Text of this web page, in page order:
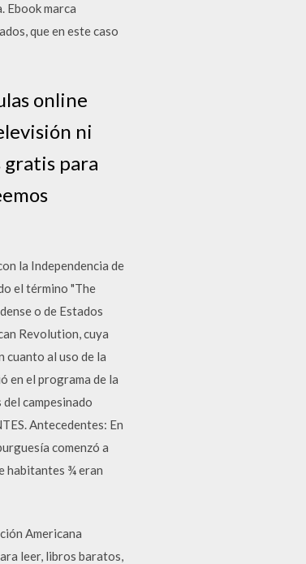
Ebook marca
que en este caso
online
ni
gratis para
la Independencia de
el término "The
o de Estados
Revolution, cuya
cuanto al uso de la
en el programa de la
campesinado
Antecedentes: En
comenzó a
habitantes ¾ eran
Americana
leer, libros baratos,